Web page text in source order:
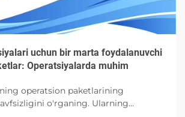
uchun bir marta foydalanuvchi
Operatsiyalarda muhim
operatsion paketlarining
o'rganing. Ularning